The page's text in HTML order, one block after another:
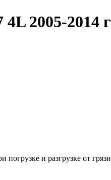
2005-2014
погрузке и разгрузке от